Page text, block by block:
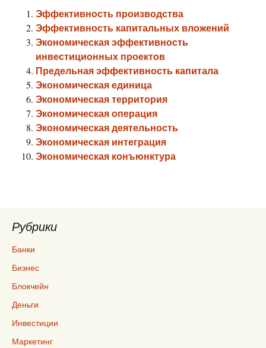
Эффективность производства
Эффективность капитальных вложений
Экономическая эффективность
инвестиционных проектов
Предельная эффективность капитала
Экономическая единица
Экономическая территория
Экономическая операция
Экономическая деятельность
Экономическая интеграция
Экономическая конъюнктура
Рубрики
Банки
Бизнес
Блокчейн
Деньги
Инвестиции
Маркетинг